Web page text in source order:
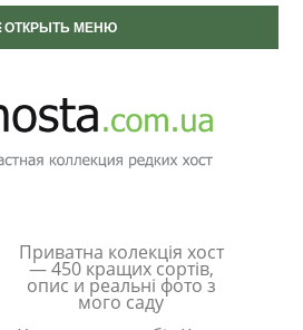
ОТКРЫТЬ МЕНЮ
Приватна колекція хост
— 450 кращих сортів,
опис и реальні фото з
мого саду